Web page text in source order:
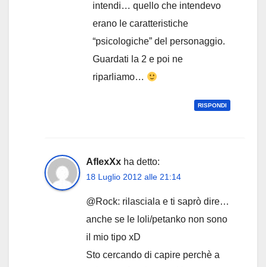
intendi… quello che intendevo
erano le caratteristiche
“psicologiche” del personaggio.
Guardati la 2 e poi ne
riparliamo…
RISPONDI
AflexXx ha detto:
18 Luglio 2012 alle 21:14
@Rock: rilasciala e ti saprò dire…
anche se le loli/petanko non sono
il mio tipo xD
Sto cercando di capire perchè a